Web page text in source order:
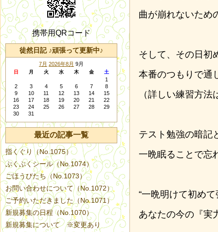
曲が崩れないため
そして、その日初
本番のつもりで通
（詳しい練習方
テスト勉強の暗記
一晩眠ることで忘
“一晩明けて初めて
あなたの今の『実
携帯用QRコード
徒然日記 ♪頑張って更新中♪
7月 2026年8月 9月
日 月 火 水 木 金 土
1
2
3 4 5 6 7
8
9
10 11 12 13 14
15
16
17 18 19 20 21
22
23
24 25 26 27 28
29
30
31
最近の記事一覧
指くぐり（No.1075）
ぷくぷくシール（No.1074）
ごほうびたち（No.1073）
お問い合わせについて（No.1072）
ご予約いただきました（No.1071）
新規募集の日程（No.1070）
新規募集について ※変更あり